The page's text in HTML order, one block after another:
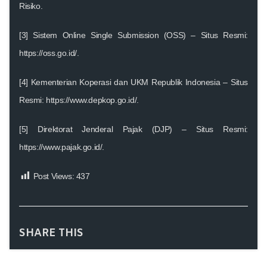
Risiko.
[3] Sistem Online Single Submission (OSS) – Situs Resmi:
https://oss.go.id/.
[4] Kementerian Koperasi dan UKM Republik Indonesia – Situs
Resmi: https://www.depkop.go.id/.
[5] Direktorat Jenderal Pajak (DJP) – Situs Resmi:
https://www.pajak.go.id/.
Post Views: 437
SHARE THIS